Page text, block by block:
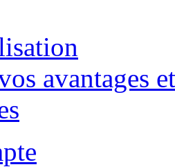
avantages